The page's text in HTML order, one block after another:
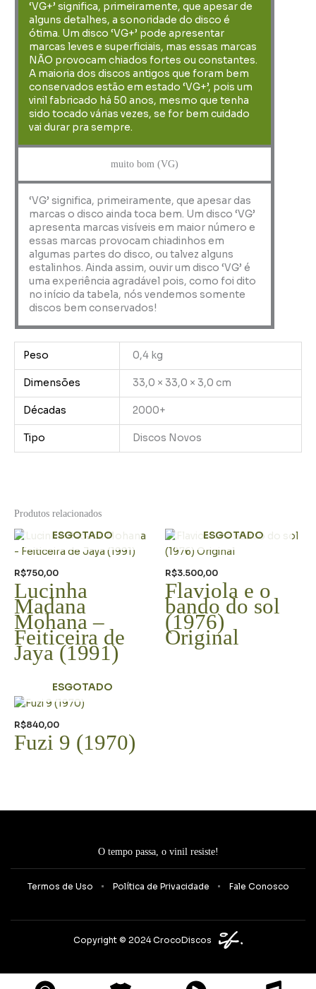
‘VG+’ significa, primeiramente, que apesar de
alguns detalhes, a sonoridade do disco é
ótima. Um disco ‘VG+’ pode apresentar
marcas leves e superficiais, mas essas marcas
NÃO provocam chiados fortes ou constantes.
A maioria dos discos antigos que foram bem
conservados estão em estado ‘VG+’, pois um
vinil fabricado há 50 anos, mesmo que tenha
sido tocado várias vezes, se for bem cuidado
vai durar pra sempre.
muito bom (VG)
‘VG’ significa, primeiramente, que apesar das
marcas o disco ainda toca bem. Um disco ‘VG’
apresenta marcas visíveis em maior número e
essas marcas provocam chiadinhos em
algumas partes do disco, ou talvez alguns
estalinhos. Ainda assim, ouvir um disco ‘VG’ é
uma experiência agradável pois, como foi dito
no início da tabela, nós vendemos somente
discos bem conservados!
Peso 0,4 kg
Dimensões 33,0 × 33,0 × 3,0 cm
Décadas 2000+
Tipo Discos Novos
Produtos relacionados
ESGOTADO
R$750,00
Lucinha
Madana
Mohana –
Feiticeira de
Jaya (1991)
ESGOTADO
R$3.500,00
Flaviola e o
bando do sol
(1976)
Original
ESGOTADO
R$840,00
Fuzi 9 (1970)
O tempo passa, o vinil resiste!
Termos de Uso Política de Privacidade Fale Conosco
Copyright © 2024 CrocoDiscos